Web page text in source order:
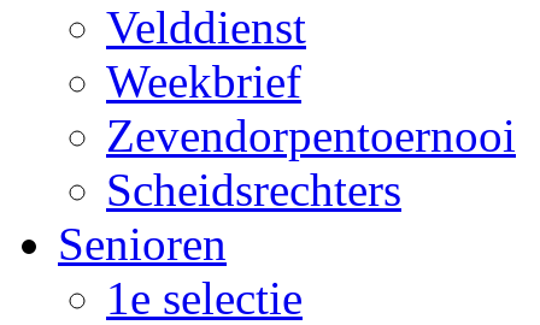
Velddienst
Weekbrief
Zevendorpentoernooi
Scheidsrechters
Senioren
1e selectie